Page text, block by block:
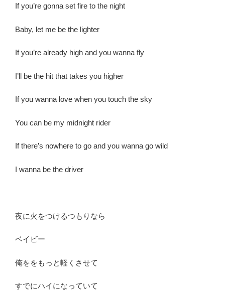
If you’re gonna set fire to the night
Baby, let me be the lighter
If you’re already high and you wanna fly
I’ll be the hit that takes you higher
If you wanna love when you touch the sky
You can be my midnight rider
If there’s nowhere to go and you wanna go wild
I wanna be the driver
夜に火をつけるつもりなら
ベイビー
俺ををもっと軽くさせて
すでにハイになっていて